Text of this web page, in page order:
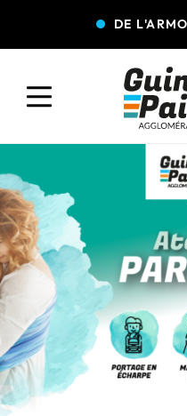
DE
COLLECTE DES DÉCHETS
ENFANCE JEUNESSE
ASSOCIATIONS